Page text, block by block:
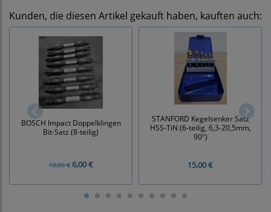
Kunden, die diesen Artikel gekauft haben, kauften auch:
BOSCH Impact Doppelklingen
Bit-Satz (8-teilig)
10,00 €6,00 €
STANFORD Kegelsenker Satz
HSS-TiN (6-teilig, 6,3-20,5mm,
90°)
15,00 €